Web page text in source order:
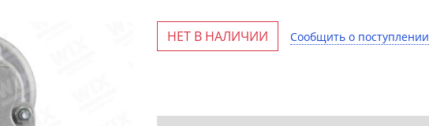
НЕТ В НАЛИЧИИ Сообщить о поступлении